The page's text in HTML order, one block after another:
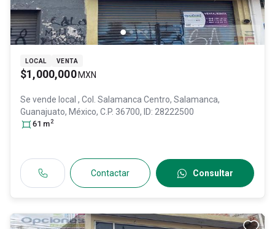
LOCAL VENTA
$1,000,000 MXN
Se vende local , Col. Salamanca Centro, Salamanca,
Guanajuato, México, C.P. 36700, ID: 28222500
61 m2
Contactar Consultar